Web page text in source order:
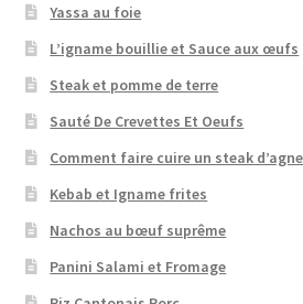
Yassa au foie
L’igname bouillie et Sauce aux œufs
Steak et pomme de terre
Sauté De Crevettes Et Oeufs
Comment faire cuire un steak
Kebab et Igname frites
Nachos au bœuf suprême
Panini Salami et Fromage